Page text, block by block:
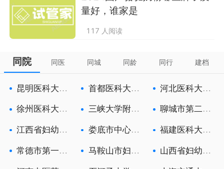
量好，谁家是
117 人阅读
同院 同医 同城 同龄 同行 建档
昆明医科大学
首都医科大学
河北医科大学
徐州医科大学
三峡大学附属
聊城市第二人
江西省妇幼保
娄底市中心医
福建医科大学
常德市第一人
马鞍山市妇幼
山西省妇幼保